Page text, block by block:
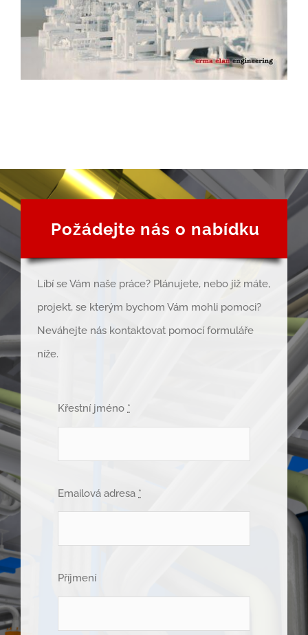
Požádejte nás o nabídku
Líbí se Vám naše práce? Plánujete, nebo již máte,
projekt, se kterým bychom Vám mohli pomoci?
Neváhejte nás kontaktovat pomocí formuláře
níže.
Křestní jméno *
Emailová adresa *
Příjmení